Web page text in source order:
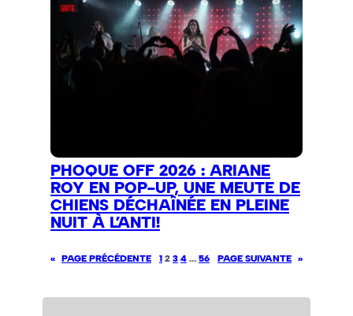
PHOQUE OFF 2026 : ARIANE
ROY EN POP-UP, UNE MEUTE DE
CHIENS DÉCHAÎNÉE EN PLEINE
NUIT À L’ANTI!
« PAGE PRÉCÉDENTE 1 2 3 4 … 56 PAGE SUIVANTE »